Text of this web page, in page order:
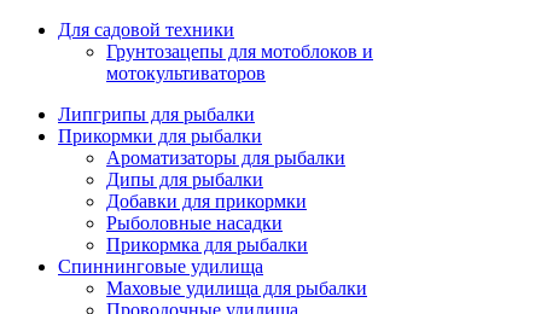
Для садовой техники
Грунтозацепы для мотоблоков и
мотокультиваторов
Липгрипы для рыбалки
Прикормки для рыбалки
Ароматизаторы для рыбалки
Дипы для рыбалки
Добавки для прикормки
Рыболовные насадки
Прикормка для рыбалки
Спиннинговые удилища
Маховые удилища для рыбалки
Проводочные удилища